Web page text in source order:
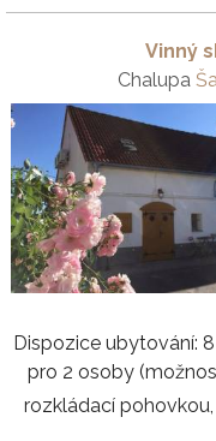
Vinný
Chalupa
Dispozice ubytování:
pro 2 osoby
rozkládací